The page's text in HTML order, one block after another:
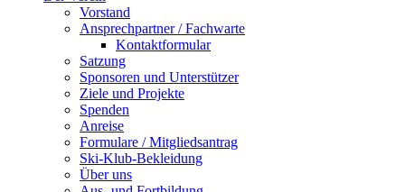
Vorstand
Ansprechpartner / Fachwarte
Kontaktformular
Satzung
Sponsoren und Unterstützer
Ziele und Projekte
Spenden
Anreise
Formulare / Mitgliedsantrag
Ski-Klub-Bekleidung
Über uns